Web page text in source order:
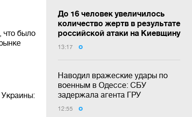
До 16 человек увеличилось
количество жертв в результате
российской атаки на Киевщину
13:17
Наводил вражеские удары по
военным в Одессе: СБУ
задержала агента ГРУ
12:55
что было